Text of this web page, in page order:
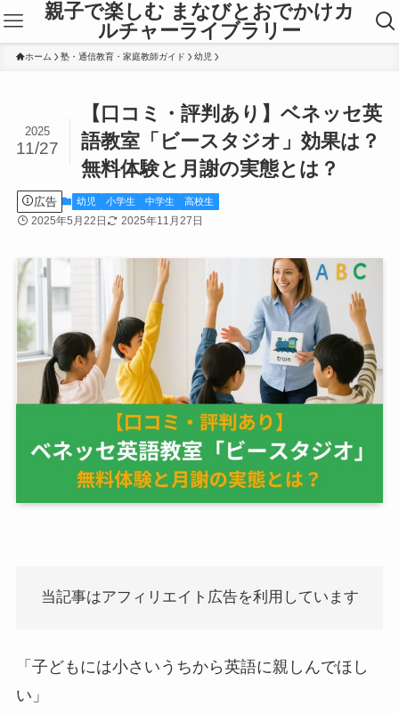
親子で楽しむ まなびとおでかけカ
ルチャーライブラリー
ホーム 塾・通信教育・家庭教師ガイド 幼児
【口コミ・評判あり】ベネッセ英
語教室「ビースタジオ」効果は？
無料体験と月謝の実態とは？
2025
11/27
広告 幼児 小学生 中学生 高校生
2025年5月22日 2025年11月27日
当記事はアフィリエイト広告を利用しています
「子どもには小さいうちから英語に親しんでほし
い」